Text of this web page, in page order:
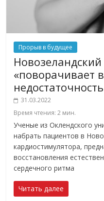
Прорыв в будущее
«поворачивает
недостаточность
31.03.2022
Время чтения:2 мин.
Ученые из Оклендского
набрать пациентов в
кардиостимулятора,
восстановления
сердечного ритма
Читать далее